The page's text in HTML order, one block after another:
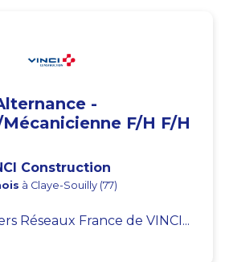
-
F/H F/H
Construction
à Claye-Souilly (77)
Réseaux France de VINCI...